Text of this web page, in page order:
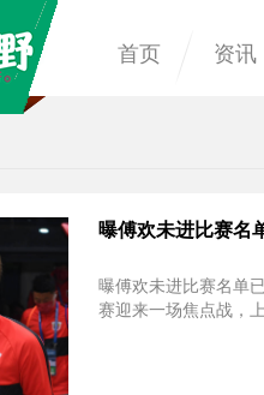
首页 资讯
曝傅欢未进比赛名
曝傅欢未进比赛名单
赛迎来一场焦点战，